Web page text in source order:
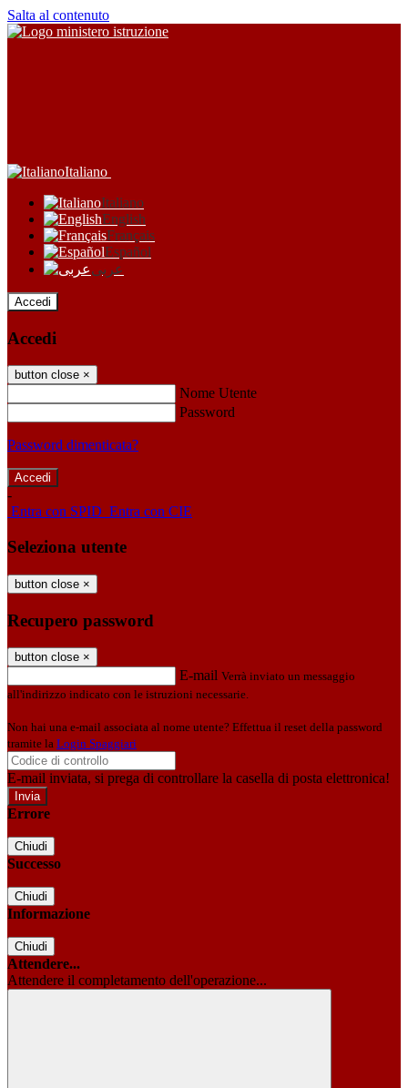
Salta al contenuto
Italiano
Italiano
English
Français
Español
عربى
Accedi
Accedi
button close ×
Nome Utente
Password
Password dimenticata?
-
Entra con SPID Entra con CIE
Seleziona utente
button close ×
Recupero password
button close ×
E-mail Verrà inviato un messaggio
all'indirizzo indicato con le istruzioni necessarie.
Non hai una e-mail associata al nome utente? Effettua il reset della password
tramite la Login Spaggiari
E-mail inviata, si prega di controllare la casella di posta elettronica!
Errore
Chiudi
Successo
Chiudi
Informazione
Chiudi
Attendere...
Attendere il completamento dell'operazione...